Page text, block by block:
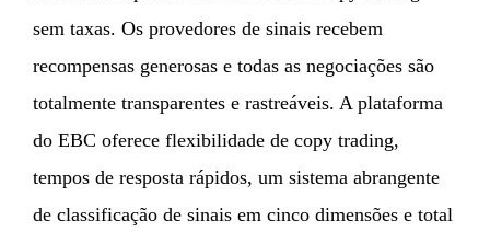
sem taxas. Os provedores de sinais recebem
recompensas generosas e todas as negociações são
totalmente transparentes e rastreáveis. A plataforma
do EBC oferece flexibilidade de copy trading,
tempos de resposta rápidos, um sistema abrangente
de classificação de sinais em cinco dimensões e total